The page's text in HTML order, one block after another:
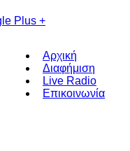
Plus +
Αρχική
Διαφήμιση
Live Radio
Επικοινωνία